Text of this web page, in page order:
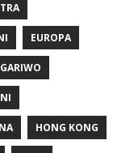
EUROPA
GARIWO
HONG KONG